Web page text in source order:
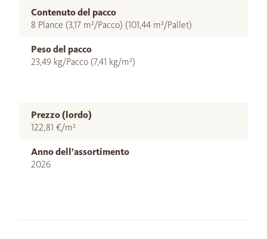
Contenuto del pacco
8 Plance (3,17 m²/Pacco) (101,44 m²/Pallet)
Peso del pacco
23,49 kg/Pacco (7,41 kg/m²)
Prezzo (lordo)
122,81 €/m²
Anno dell’assortimento
2026